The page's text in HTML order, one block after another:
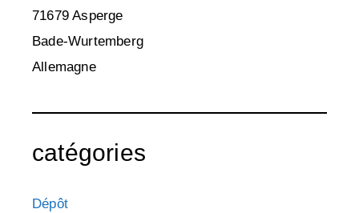
71679 Asperge
Bade-Wurtemberg
Allemagne
catégories
Dépôt